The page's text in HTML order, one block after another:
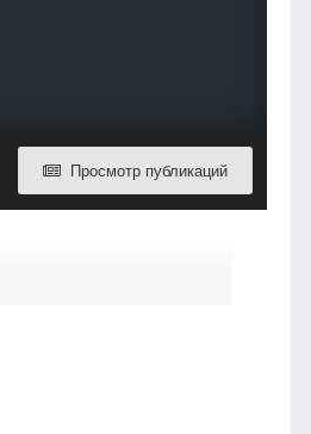
Просмотр публикаций